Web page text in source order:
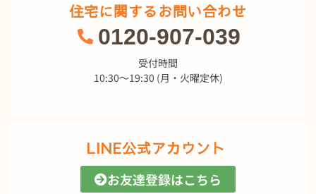
住宅に関するお問い合わせ
0120-907-039
受付時間
10:30～19:30 (月・火曜定休)
LINE公式アカウント
お友達登録はこちら